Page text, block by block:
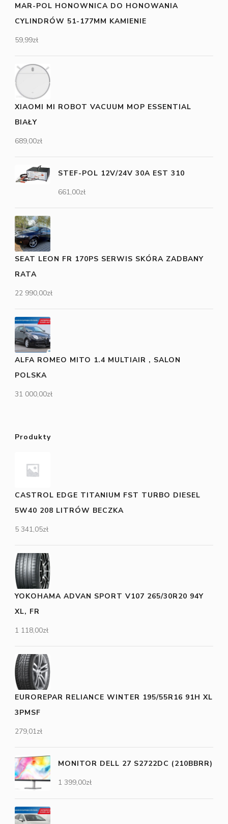
MAR-POL HONOWNICA DO HONOWANIA
CYLINDRÓW 51-177MM KAMIENIE
59,99zł
XIAOMI MI ROBOT VACUUM MOP ESSENTIAL
BIAŁY
689,00zł
STEF-POL 12V/24V 30A EST 310
661,00zł
SEAT LEON FR 170PS SERWIS SKÓRA ZADBANY
RATA
22 990,00zł
ALFA ROMEO MITO 1.4 MULTIAIR , SALON
POLSKA
31 000,00zł
Produkty
CASTROL EDGE TITANIUM FST TURBO DIESEL
5W40 208 LITRÓW BECZKA
5 341,05zł
YOKOHAMA ADVAN SPORT V107 265/30R20 94Y
XL, FR
1 118,00zł
EUROREPAR RELIANCE WINTER 195/55R16 91H XL
3PMSF
279,01zł
MONITOR DELL 27 S2722DC (210BBRR)
1 399,00zł